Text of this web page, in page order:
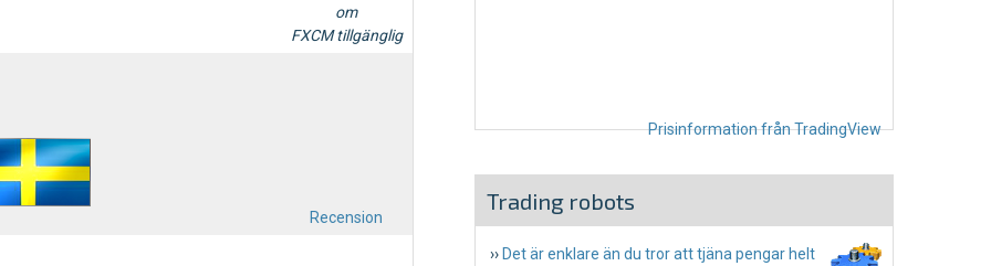
om
FXCM tillgänglig
Recension
Prisinformation från TradingView
Trading robots
›› Det är enklare än du tror att tjäna pengar helt